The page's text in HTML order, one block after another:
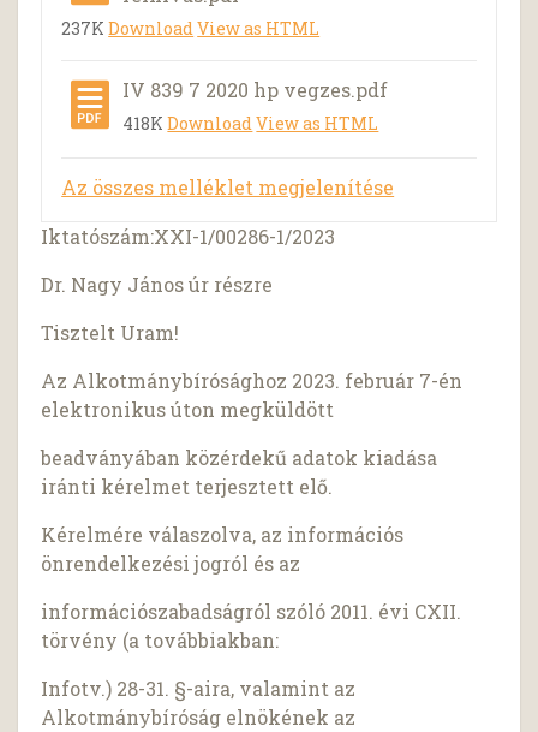
237KDownloadView as HTML
IV 839 7 2020 hp vegzes.pdf
418KDownloadView as HTML
Az összes melléklet megjelenítése
Iktatószám:XXI-1/00286-1/2023
Dr. Nagy János úr részre
Tisztelt Uram!
Az Alkotmánybírósághoz 2023. február 7-én
elektronikus úton megküldött
beadványában közérdekű adatok kiadása
iránti kérelmet terjesztett elő.
Kérelmére válaszolva, az információs
önrendelkezési jogról és az
információszabadságról szóló 2011. évi CXII.
törvény (a továbbiakban:
Infotv.) 28-31. §-aira, valamint az
Alkotmánybíróság elnökének az